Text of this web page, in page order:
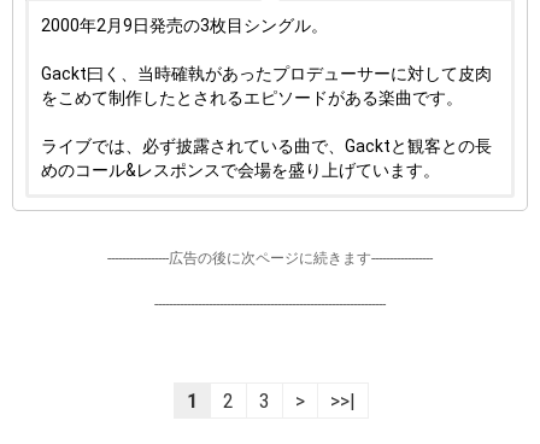
2000年2月9日発売の3枚目シングル。
Gackt曰く、当時確執があったプロデューサーに対して皮肉
をこめて制作したとされるエピソードがある楽曲です。
ライブでは、必ず披露されている曲で、Gacktと観客との長
めのコール&レスポンスで会場を盛り上げています。
-----------------広告の後に次ページに続きます-----------------
----------------------------------------------------------------
1 2 3 > >>|